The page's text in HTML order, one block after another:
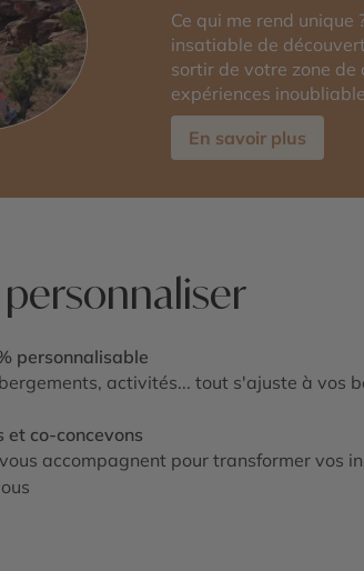
Ce qui me rend unique
insatiable de
sortir de votre zone
expériences
En savoir plus
personnaliser
personnalisable
activités... tout s'ajuste à vos
et co-concevons
accompagnent pour transformer vos